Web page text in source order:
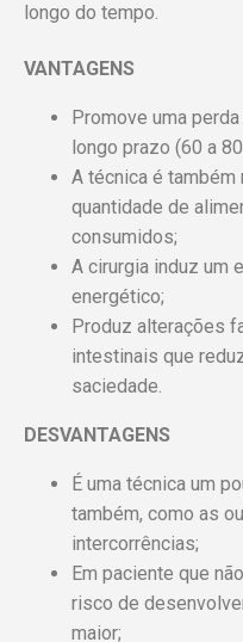
longo do tempo.
VANTAGENS
Promove uma
longo prazo (60 a
A técnica é
quantidade de
consumidos;
A cirurgia induz um
energético;
Produz alterações
intestinais que
saciedade.
DESVANTAGENS
É uma técnica um
também, como as
intercorrências;
Em paciente que
risco de
maior;